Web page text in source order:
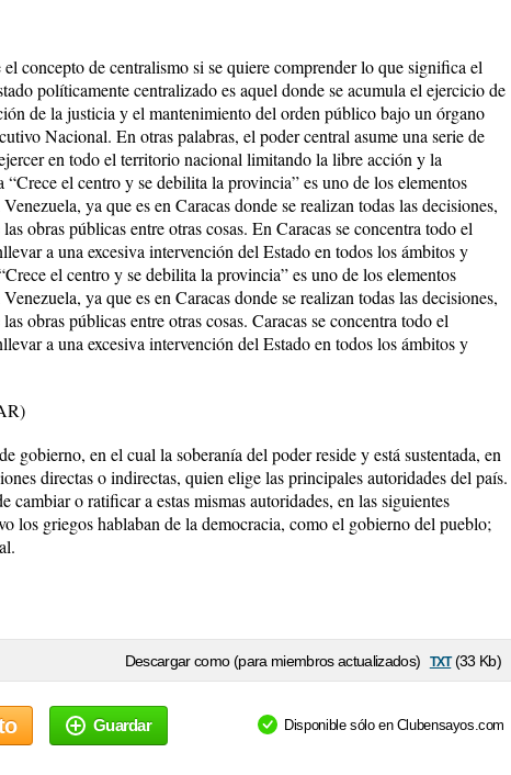
concepto de centralismo si se quiere comprender lo que significa el
políticamente centralizado es aquel donde se acumula el ejercicio de
de la justicia y el mantenimiento del orden público bajo un órgano
Nacional. En otras palabras, el poder central asume una serie de
en todo el territorio nacional limitando la libre acción y la
el centro y se debilita la provincia” es uno de los elementos
ya que es en Caracas donde se realizan todas las decisiones,
obras públicas entre otras cosas. En Caracas se concentra todo el
a una excesiva intervención del Estado en todos los ámbitos y
el centro y se debilita la provincia” es uno de los elementos
ya que es en Caracas donde se realizan todas las decisiones,
obras públicas entre otras cosas. Caracas se concentra todo el
a una excesiva intervención del Estado en todos los ámbitos y
gobierno, en el cual la soberanía del poder reside y está sustentada, en
directas o indirectas, quien elige las principales autoridades del país.
cambiar o ratificar a estas mismas autoridades, en las siguientes
los griegos hablaban de la democracia, como el gobierno del pueblo;
Descargar como (para miembros actualizados) txt(33 Kb)
Guardar Disponible sólo en Clubensayos.com